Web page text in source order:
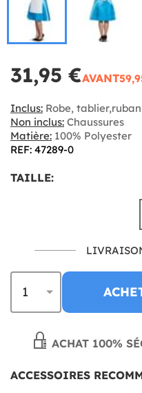
31,95 €AVANT
Inclus: Robe, tablier,ruban
Non inclus: Chaussures
Matière: 100% Polyester
REF: 47289-0
TAILLE:
ACHAT 100%
ACCESSOIRES